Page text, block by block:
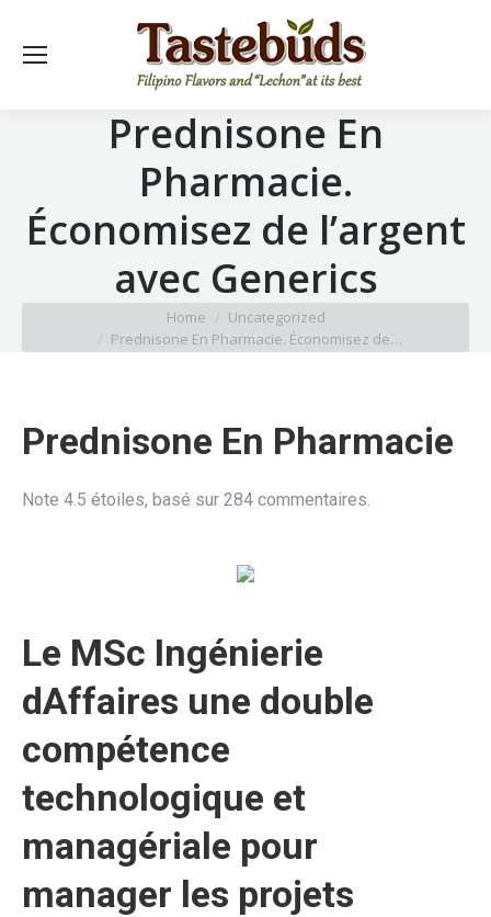
Prednisone En
Pharmacie.
Économisez de l’argent
avec Generics
Home
Uncategorized
Prednisone En Pharmacie. Économisez de…
Prednisone En Pharmacie
Note 4.5 étoiles, basé sur 284 commentaires.
Le MSc Ingénierie
dAffaires une double
compétence
technologique et
managériale pour
manager les projets